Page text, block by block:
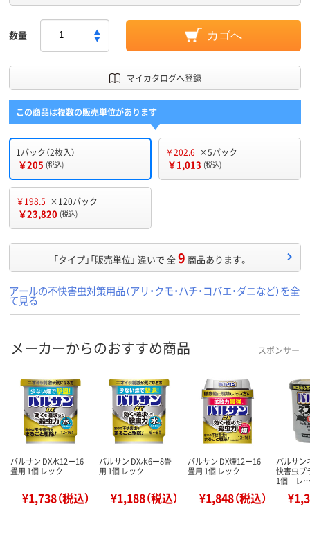
数量 カゴへ
マイカタログへ登録
この商品は複数の販売単位があります
1パック（2枚入）
￥205 (税込)
￥202.6 ×5パック
￥1,013 (税込)
￥198.5 ×120パック
￥23,820 (税込)
「タイプ」「販売単位」 違いで 全9 商品あります。
アールの不快害虫対策用品（アリ・クモ・ハチ・コバエ・ダニなど）を全
て見る
メーカーからのおすすめ商品 スポンサー
バルサン DX水12ー16
畳用 1個 レック
¥1,738（税込）
バルサン DX水6ー8畳
用 1個 レック
¥1,188（税込）
バルサン DX煙12ー16
畳用 1個 レック
¥1,848（税込）
バルサン
快害虫プ
1個 レ…